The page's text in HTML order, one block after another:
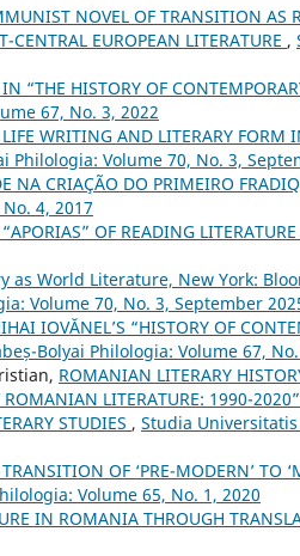
NOVEL OF TRANSITION AS
EUROPEAN LITERATURE ,
“THE HISTORY OF
67, No. 3, 2022
WRITING AND LITERARY FORM
Philologia: Volume 70, No. 3,
NA CRIAÇÃO DO PRIMEIRO
4, 2017
OF READING LITERATURE
as World Literature, New York:
Volume 70, No. 3, September
IOVĂNEL’S “HISTORY OF
Bolyai Philologia: Volume 67,
ROMANIAN LITERARY
LITERATURE: 1990-
STUDIES , Studia
OF ‘PRE-MODERN’ TO
Volume 65, No. 1, 2020
IN ROMANIA THROUGH